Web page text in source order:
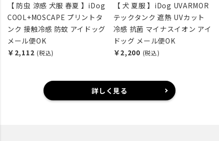
【 防虫 涼感 犬服 春夏 】iDog
COOL+MOSCAPE プリントタ
ンク 接触冷感 防蚊 アイドッグ
メール便OK
￥2,112 (税込)
【 犬 夏服 】iDog UVARMOR
テックタンク 遮熱 UVカット
冷感 抗菌 マイナスイオン アイ
ドッグ メール便OK
￥2,200 (税込)
詳しく見る